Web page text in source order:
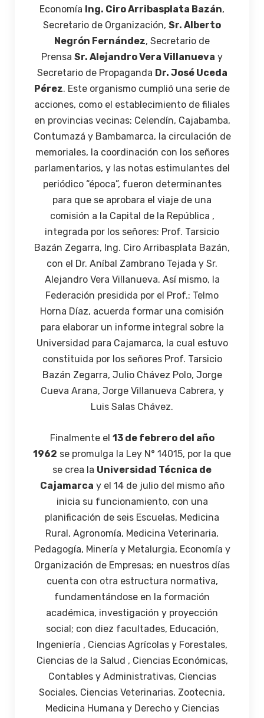
Economía Ing. Ciro Arribasplata Bazán,
Secretario de Organización, Sr. Alberto
Negrón Fernández, Secretario de
Prensa Sr. Alejandro Vera Villanueva y
Secretario de Propaganda Dr. José Uceda
Pérez. Este organismo cumplió una serie de
acciones, como el establecimiento de filiales
en provincias vecinas: Celendín, Cajabamba,
Contumazá y Bambamarca, la circulación de
memoriales, la coordinación con los señores
parlamentarios, y las notas estimulantes del
periódico “época”, fueron determinantes
para que se aprobara el viaje de una
comisión a la Capital de la República ,
integrada por los señores: Prof. Tarsicio
Bazán Zegarra, Ing. Ciro Arribasplata Bazán,
con el Dr. Aníbal Zambrano Tejada y Sr.
Alejandro Vera Villanueva. Así mismo, la
Federación presidida por el Prof.: Telmo
Horna Díaz, acuerda formar una comisión
para elaborar un informe integral sobre la
Universidad para Cajamarca, la cual estuvo
constituida por los señores Prof. Tarsicio
Bazán Zegarra, Julio Chávez Polo, Jorge
Cueva Arana, Jorge Villanueva Cabrera, y
Luis Salas Chávez.
Finalmente el 13 de febrero del año
1962 se promulga la Ley N° 14015, por la que
se crea la Universidad Técnica de
Cajamarca y el 14 de julio del mismo año
inicia su funcionamiento, con una
planificación de seis Escuelas, Medicina
Rural, Agronomía, Medicina Veterinaria,
Pedagogía, Minería y Metalurgia, Economía y
Organización de Empresas; en nuestros días
cuenta con otra estructura normativa,
fundamentándose en la formación
académica, investigación y proyección
social; con diez facultades, Educación,
Ingeniería , Ciencias Agrícolas y Forestales,
Ciencias de la Salud , Ciencias Económicas,
Contables y Administrativas, Ciencias
Sociales, Ciencias Veterinarias, Zootecnia,
Medicina Humana y Derecho y Ciencias